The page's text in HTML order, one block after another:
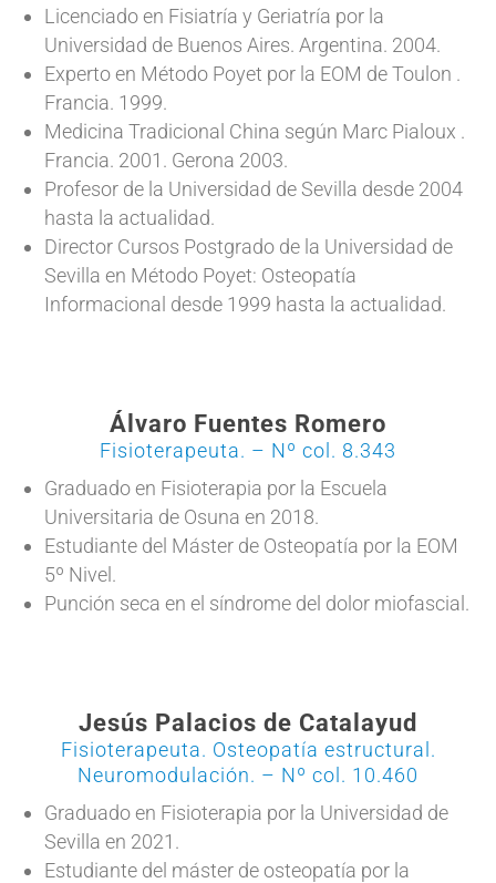
Licenciado en Fisiatría y Geriatría por la
Universidad de Buenos Aires. Argentina. 2004.
Experto en Método Poyet por la EOM de Toulon .
Francia. 1999.
Medicina Tradicional China según Marc Pialoux .
Francia. 2001. Gerona 2003.
Profesor de la Universidad de Sevilla desde 2004
hasta la actualidad.
Director Cursos Postgrado de la Universidad de
Sevilla en Método Poyet: Osteopatía
Informacional desde 1999 hasta la actualidad.
Álvaro Fuentes Romero
Fisioterapeuta. – Nº col. 8.343
Graduado en Fisioterapia por la Escuela
Universitaria de Osuna en 2018.
Estudiante del Máster de Osteopatía por la EOM
5º Nivel.
Punción seca en el síndrome del dolor miofascial.
Jesús Palacios de Catalayud
Fisioterapeuta. Osteopatía estructural.
Neuromodulación. – Nº col. 10.460
Graduado en Fisioterapia por la Universidad de
Sevilla en 2021.
Estudiante del máster de osteopatía por la